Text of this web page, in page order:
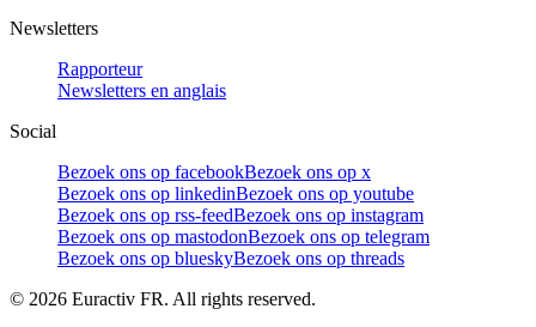
Newsletters
Rapporteur
Newsletters en anglais
Social
Bezoek ons op facebookBezoek ons op x
Bezoek ons op linkedinBezoek ons op youtube
Bezoek ons op rss-feedBezoek ons op instagram
Bezoek ons op mastodonBezoek ons op telegram
Bezoek ons op blueskyBezoek ons op threads
© 2026 Euractiv FR. All rights reserved.